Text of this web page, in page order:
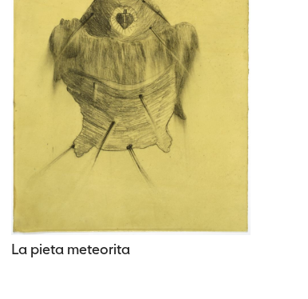
La pieta meteorita